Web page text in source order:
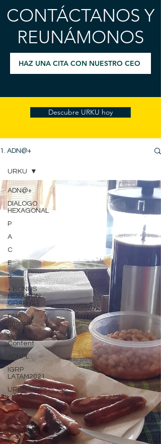
CONTÁCTANOS Y
REUNÁMONOS
HAZ UNA CITA CON NUESTRO CEO
Descubre URKU hoy
1. ADN@+
ADN@+
DIALOGO
HEXAGONAL
P
A
C
E
S
+ BONUS
HEXAGON
GRAPHS
DNA:
English
Exclusive
Content
ADNPL
IGRP
LATAM2021
URKU
URKU